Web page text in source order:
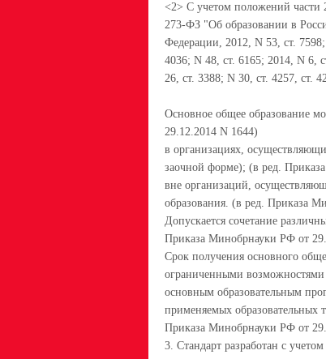
<2> С учетом положений части
273-ФЗ "Об образовании в
Федерации, 2012, N 53, ст.
4036; N 48, ст. 6165; 2014, N 6,
26, ст. 3388; N 30, ст. 4257, ст.
Основное общее образование
29.12.2014 N 1644)
в организациях,
заочной форме); (в ред.
вне организаций,
образования. (в ред. Приказа
Допускается сочетание
Приказа Минобрнауки РФ от
Срок получения основного
ограниченными
основным образовательным
применяемых образовательных
Приказа Минобрнауки РФ от
3. Стандарт разработан с